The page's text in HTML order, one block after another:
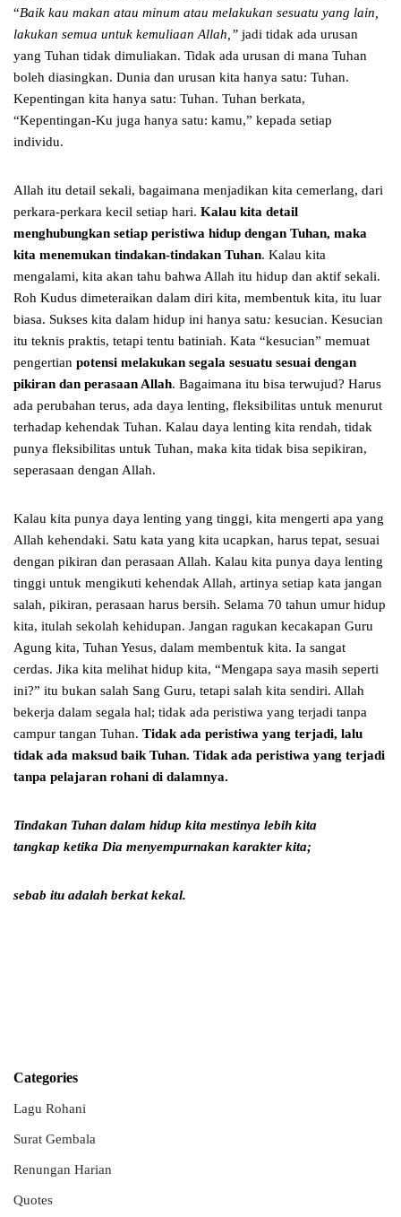
“Baik kau makan atau minum atau melakukan sesuatu yang lain,
lakukan semua untuk kemuliaan Allah,” jadi tidak ada urusan
yang Tuhan tidak dimuliakan. Tidak ada urusan di mana Tuhan
boleh diasingkan. Dunia dan urusan kita hanya satu: Tuhan.
Kepentingan kita hanya satu: Tuhan. Tuhan berkata,
“Kepentingan-Ku juga hanya satu: kamu,” kepada setiap
individu.
Allah itu detail sekali, bagaimana menjadikan kita cemerlang, dari
perkara-perkara kecil setiap hari. Kalau kita detail
menghubungkan setiap peristiwa hidup dengan Tuhan, maka
kita menemukan tindakan-tindakan Tuhan. Kalau kita
mengalami, kita akan tahu bahwa Allah itu hidup dan aktif sekali.
Roh Kudus dimeteraikan dalam diri kita, membentuk kita, itu luar
biasa. Sukses kita dalam hidup ini hanya satu: kesucian. Kesucian
itu teknis praktis, tetapi tentu batiniah. Kata “kesucian” memuat
pengertian potensi melakukan segala sesuatu sesuai dengan
pikiran dan perasaan Allah. Bagaimana itu bisa terwujud? Harus
ada perubahan terus, ada daya lenting, fleksibilitas untuk menurut
terhadap kehendak Tuhan. Kalau daya lenting kita rendah, tidak
punya fleksibilitas untuk Tuhan, maka kita tidak bisa sepikiran,
seperasaan dengan Allah.
Kalau kita punya daya lenting yang tinggi, kita mengerti apa yang
Allah kehendaki. Satu kata yang kita ucapkan, harus tepat, sesuai
dengan pikiran dan perasaan Allah. Kalau kita punya daya lenting
tinggi untuk mengikuti kehendak Allah, artinya setiap kata jangan
salah, pikiran, perasaan harus bersih. Selama 70 tahun umur hidup
kita, itulah sekolah kehidupan. Jangan ragukan kecakapan Guru
Agung kita, Tuhan Yesus, dalam membentuk kita. Ia sangat
cerdas. Jika kita melihat hidup kita, “Mengapa saya masih seperti
ini?” itu bukan salah Sang Guru, tetapi salah kita sendiri. Allah
bekerja dalam segala hal; tidak ada peristiwa yang terjadi tanpa
campur tangan Tuhan. Tidak ada peristiwa yang terjadi, lalu
tidak ada maksud baik Tuhan. Tidak ada peristiwa yang terjadi
tanpa pelajaran rohani di dalamnya.
Tindakan Tuhan dalam hidup kita mestinya lebih kita
tangkap ketika Dia menyempurnakan karakter kita;
sebab itu adalah berkat kekal.
Categories
Lagu Rohani
Surat Gembala
Renungan Harian
Quotes